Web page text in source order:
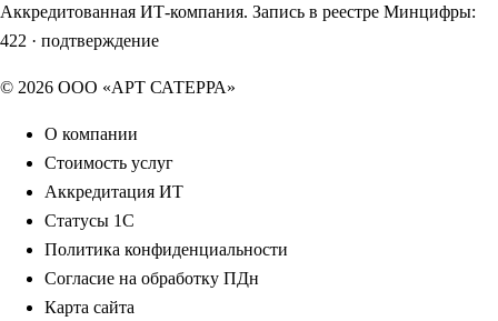
Аккредитованная ИТ-компания. Запись в реестре Минцифры:
422 · подтверждение
© 2026 ООО «АРТ САТЕРРА»
О компании
Стоимость услуг
Аккредитация ИТ
Статусы 1С
Политика конфиденциальности
Согласие на обработку ПДн
Карта сайта